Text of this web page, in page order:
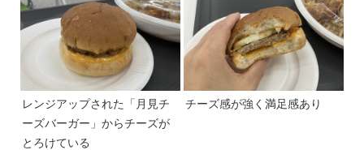
レンジアップされた「月見チ
ーズバーガー」からチーズが
とろけている
チーズ感が強く満足感あり